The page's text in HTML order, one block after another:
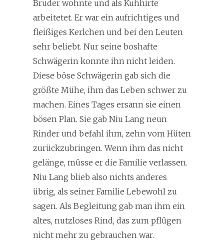
Bruder wohnte und als Kuhhirte
arbeitetet. Er war ein aufrichtiges und
fleißiges Kerlchen und bei den Leuten
sehr beliebt. Nur seine boshafte
Schwägerin konnte ihn nicht leiden.
Diese böse Schwägerin gab sich die
größte Mühe, ihm das Leben schwer zu
machen. Eines Tages ersann sie einen
bösen Plan. Sie gab Niu Lang neun
Rinder und befahl ihm, zehn vom Hüten
zurückzubringen. Wenn ihm das nicht
gelänge, müsse er die Familie verlassen.
Niu Lang blieb also nichts anderes
übrig, als seiner Familie Lebewohl zu
sagen. Als Begleitung gab man ihm ein
altes, nutzloses Rind, das zum pflügen
nicht mehr zu gebrauchen war.